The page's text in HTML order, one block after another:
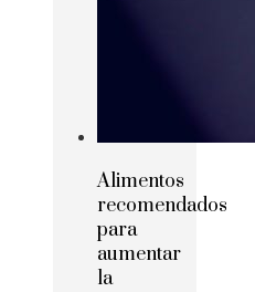
Alimentos
recomendados
para
aumentar
la